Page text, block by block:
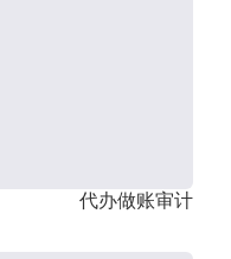
代办做账审计